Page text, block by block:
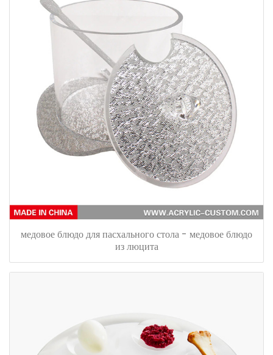
медовое блюдо для пасхального стола - медовое блюдо
из люцита